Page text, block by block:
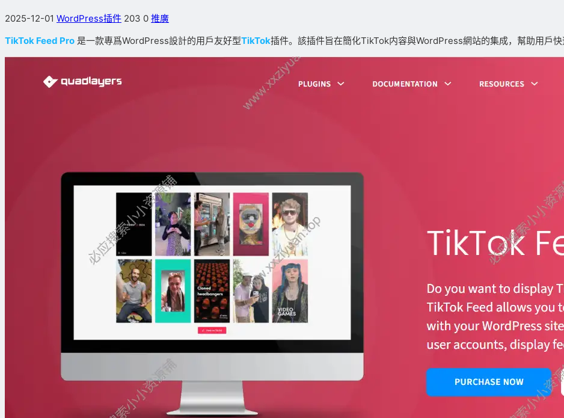
2025-12-01 WordPress插件 203 0 推廣
TikTok Feed Pro 是一款專爲WordPress設計的用戶友好型TikTok插件。該插件旨在簡化TikTok内容與WordPress網站的集成，幫助用戶